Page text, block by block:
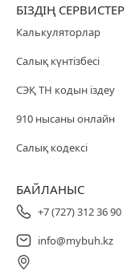
БІЗДІҢ СЕРВИСТЕР
Калькуляторлар
Салық күнтізбесі
СЭҚ ТН кодын іздеу
910 нысаны онлайн
Салық кодексі
БАЙЛАНЫС
+7 (727) 312 36 90
info@mybuh.kz